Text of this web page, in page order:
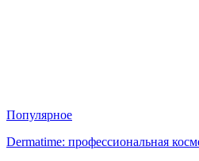
Популярное
Dermatime: профессиональная